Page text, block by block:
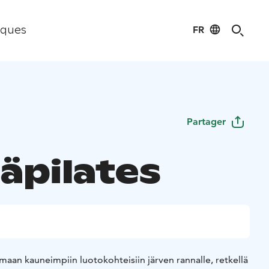
FR
Partager
kauneimpiin luotokohteisiin järven rannalle, retkellä